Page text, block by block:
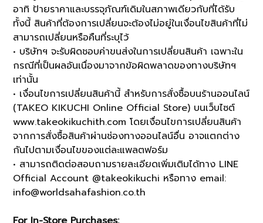
อาทิ ป้ายราคาและบรรจุภัณฑ์เดิมในสภาพเดียวกับที่ได้รับ
ทั้งนี้ สินค้าที่ต้องการเปลี่ยนจะต้องไม่อยู่ในเงื่อนไขสินค้าที่ไม่
สามารถเปลี่ยนหรือคืนที่ระบุไว้
• บริษัทฯ จะรับผิดชอบค่าขนส่งในการเปลี่ยนสินค้า เฉพาะใน
กรณีที่เป็นผลอันเนื่องมาจากข้อผิดพลาดของทางบริษัทฯ
เท่านั้น
• เงื่อนไขการเปลี่ยนสินค้านี้ สำหรับการสั่งซื้อบนร้านออนไลน์
(TAKEO KIKUCHI Online Official Store) บนเว็บไซต์
www.takeokikuchith.com โดยเงื่อนไขการเปลี่ยนสินค้า
จากการสั่งซื้อสินค้าผ่านช่องทางออนไลน์อื่น อาจแตกต่าง
กันไปตามเงื่อนไขของแต่ละแพลตฟอร์ม
• สามารถติดต่อสอบถามรายละเอียดเพิ่มเติมได้ทาง LINE
Official Account @takeokikuchi หรือทาง email:
info@worldsahafashion.co.th